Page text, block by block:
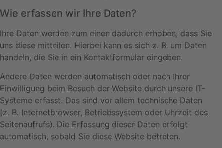
Wie erfassen wir Ihre Daten?
Ihre Daten werden zum einen dadurch erhoben, dass Sie
uns diese mitteilen. Hierbei kann es sich z. B. um Daten
handeln, die Sie in ein Kontaktformular eingeben.
Andere Daten werden automatisch oder nach Ihrer
Einwilligung beim Besuch der Website durch unsere IT-
Systeme erfasst. Das sind vor allem technische Daten
(z. B. Internetbrowser, Betriebssystem oder Uhrzeit des
Seitenaufrufs). Die Erfassung dieser Daten erfolgt
automatisch, sobald Sie diese Website betreten.